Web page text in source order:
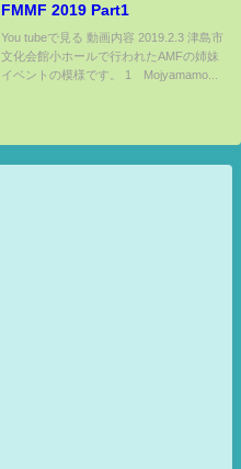
FMMF 2019 Part1
You tubeで見る 動画内容 2019.2.3 津島市
文化会館小ホールで行われたAMFの姉妹
イベントの模様です。 1 Mojyamamo...